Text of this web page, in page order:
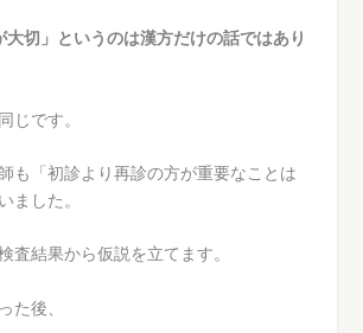
切」というのは漢方だけの話ではあり
じです。
も「初診より再診の方が重要なことは
ました。
査結果から仮説を立てます。
た後、